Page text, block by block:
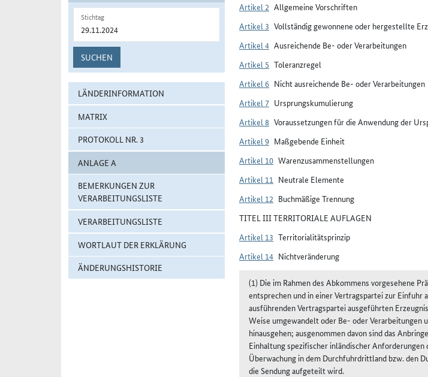
Stichtag
SUCHEN
LÄNDERINFORMATION
MATRIX
PROTOKOLL NR. 3
ANLAGE A
BEMERKUNGEN ZUR
VERARBEITUNGSLISTE
VERARBEITUNGSLISTE
WORTLAUT DER ERKLÄRUNG
ÄNDERUNGSHISTORIE
Artikel 2 Allgemeine Vorschriften
Artikel 3 Vollständig gewonnene oder hergestellte
Artikel 4 Ausreichende Be- oder Verarbeitungen
Artikel 5 Toleranzregel
Artikel 6 Nicht ausreichende Be- oder Verarbeitungen
Artikel 7 Ursprungskumulierung
Artikel 8 Voraussetzungen für die Anwendung der
Artikel 9 Maßgebende Einheit
Artikel 10 Warenzusammenstellungen
Artikel 11 Neutrale Elemente
Artikel 12 Buchmäßige Trennung
TITEL III TERRITORIALE AUFLAGEN
Artikel 13 Territorialitätsprinzip
Artikel 14 Nichtveränderung
(1) Die im Rahmen des Abkommens vorgesehene
entsprechen und in einer Vertragspartei zur Einfuhr
ausführenden Vertragspartei ausgeführten
Weise umgewandelt oder Be- oder Verarbeitungen
hinausgehen; ausgenommen davon sind das
Einhaltung spezifischer inländischer
Überwachung in dem Durchfuhrdrittland bzw. den
die Sendung aufgeteilt wird.